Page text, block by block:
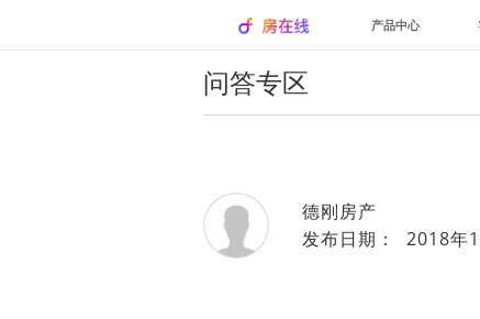
产品中心
问答专区
德刚房产
发布日期： 2018年